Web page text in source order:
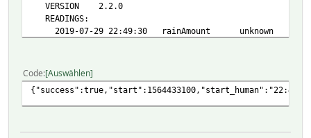
VERSION 2.2.0
READINGS:
2019-07-29 22:49:30 rainAmount unknown
2019-07-29 22:49:30 rainDataEnd unknown
2019-07-29 22:49:30 rainDataStart unknown
2019-07-29 22:49:30 rainEnd unknown
2019-07-29 22:49:30 rainLaMetric unknown
2019-07-29 22:49:30 rainNow unknown
Code Auswählen